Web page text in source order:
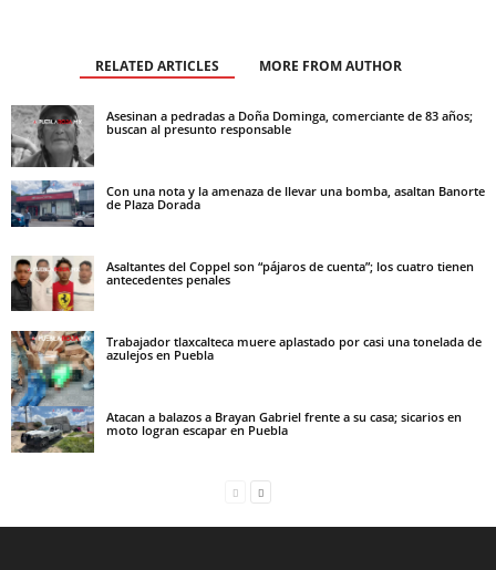
RELATED ARTICLES MORE FROM AUTHOR
Asesinan a pedradas a Doña Dominga, comerciante de 83 años;
buscan al presunto responsable
Con una nota y la amenaza de llevar una bomba, asaltan Banorte
de Plaza Dorada
Asaltantes del Coppel son “pájaros de cuenta”; los cuatro tienen
antecedentes penales
Trabajador tlaxcalteca muere aplastado por casi una tonelada de
azulejos en Puebla
Atacan a balazos a Brayan Gabriel frente a su casa; sicarios en
moto logran escapar en Puebla